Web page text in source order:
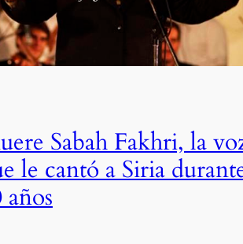
Sabah Fakhri, la
le cantó a Siria
años